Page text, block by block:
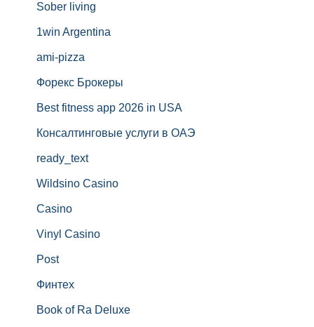
Sober living
1win Argentina
ami-pizza
Форекс Брокеры
Best fitness app 2026 in USA
Консалтинговые услуги в ОАЭ
ready_text
Wildsino Casino
Casino
Vinyl Casino
Post
Финтех
Book of Ra Deluxe